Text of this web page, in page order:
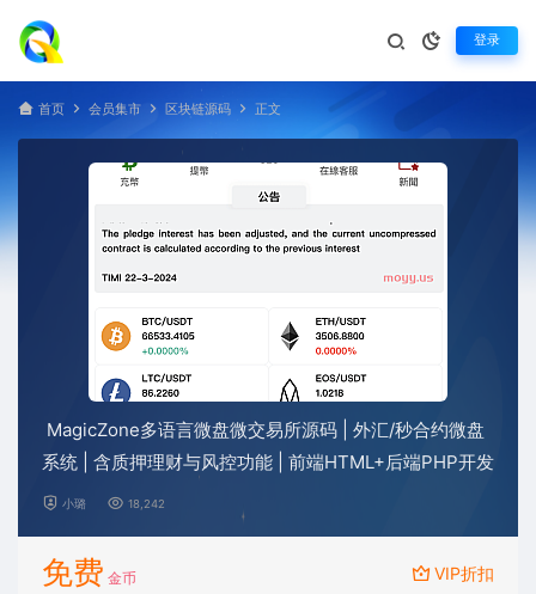
登录
首页 会员集市 区块链源码 正文
MagicZone多语言微盘微交易所源码 | 外汇/秒合约微盘
系统 | 含质押理财与风控功能 | 前端HTML+后端PHP开发
小璐 18,242
免费 金币 VIP折扣